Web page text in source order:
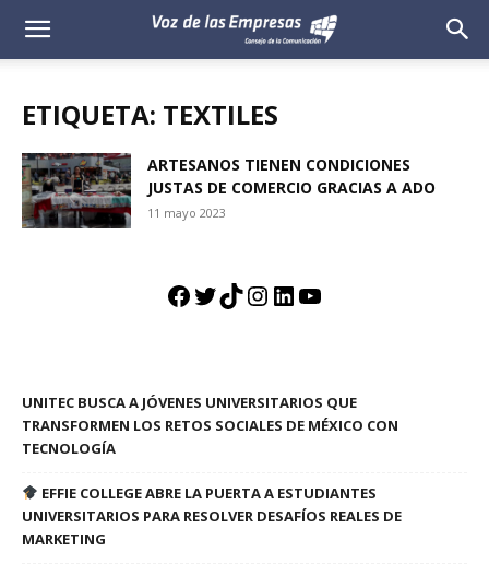
Voz
Empresas
ETIQUETA: TEXTILES
ARTESANOS TIENEN CONDICIONES
JUSTAS DE COMERCIO GRACIAS A ADO
11 mayo 2023
Facebook
Twitter
TikTok
Instagram
LinkedIn
YouTube
UNITEC BUSCA A JÓVENES UNIVERSITARIOS QUE
TRANSFORMEN LOS RETOS SOCIALES DE MÉXICO CON
TECNOLOGÍA
EFFIE COLLEGE ABRE LA PUERTA A ESTUDIANTES
UNIVERSITARIOS PARA RESOLVER DESAFÍOS REALES DE
MARKETING